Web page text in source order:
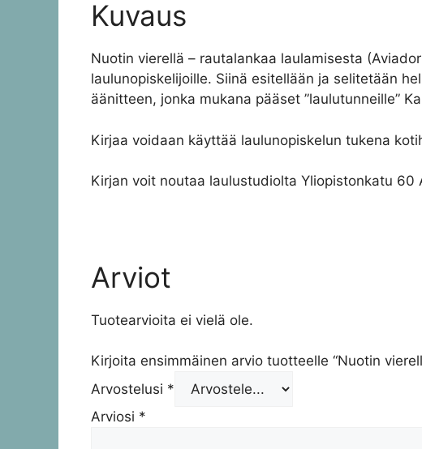
Kuvaus
Nuotin vierellä – rautalankaa laulamisesta
laulunopiskelijoille. Siinä esitellään ja selitetään
äänitteen, jonka mukana pääset ”laulutunneille”
Kirjaa voidaan käyttää laulunopiskelun tukena
Kirjan voit noutaa laulustudiolta Yliopistonkatu 60
Arviot
Tuotearvioita ei vielä ole.
Kirjoita ensimmäinen arvio tuotteelle “Nuotin
Arvostelusi *
Arviosi *